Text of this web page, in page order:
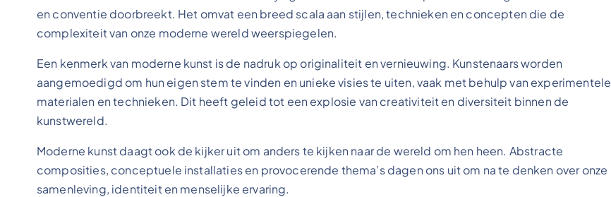
en conventie doorbreekt. Het omvat een breed scala aan stijlen, technieken en concepten die de
complexiteit van onze moderne wereld weerspiegelen.
Een kenmerk van moderne kunst is de nadruk op originaliteit en vernieuwing. Kunstenaars worden
aangemoedigd om hun eigen stem te vinden en unieke visies te uiten, vaak met behulp van experimentele
materialen en technieken. Dit heeft geleid tot een explosie van creativiteit en diversiteit binnen de
kunstwereld.
Moderne kunst daagt ook de kijker uit om anders te kijken naar de wereld om hen heen. Abstracte
composities, conceptuele installaties en provocerende thema’s dagen ons uit om na te denken over onze
samenleving, identiteit en menselijke ervaring.